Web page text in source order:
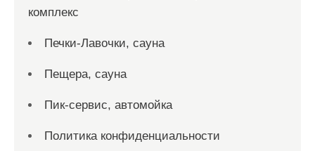
комплекс
Печки-Лавочки, сауна
Пещера, сауна
Пик-сервис, автомойка
Политика конфиденциальности